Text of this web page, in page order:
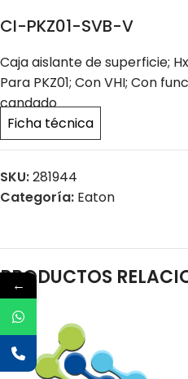
CI-PKZ01-SVB-V
Caja aislante de superficie;
Para PKZ01; Con VHI; Con
candado
Ficha técnica
SKU:281944
Categoría: Eaton
PRODUCTOS
←